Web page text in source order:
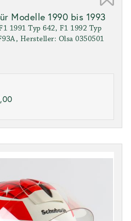
Modelle 1990 bis 1993
1991 Typ 642, F1 1992 Typ
Hersteller: Olsa 0350501